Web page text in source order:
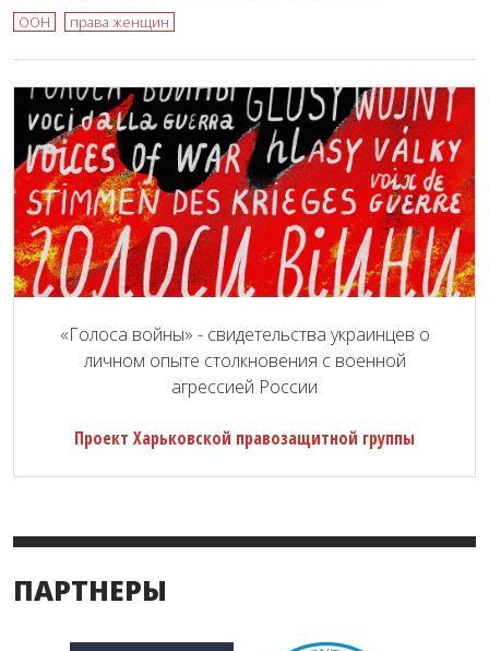
ООН права женщин
«Голоса войны» - свидетельства украинцев о
личном опыте столкновения с военной
агрессией России
Проект Харьковской правозащитной группы
ПАРТНЕРЫ